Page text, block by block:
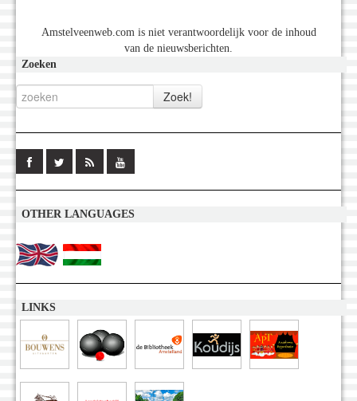
Amstelveenweb.com is niet verantwoordelijk voor de inhoud
van de nieuwsberichten.
Zoeken
OTHER LANGUAGES
LINKS